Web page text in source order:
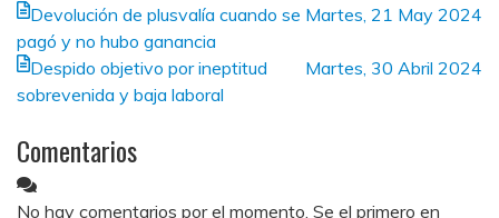
Martes, 21 May 2024
Devolución de plusvalía cuando se
pagó y no hubo ganancia
Martes, 30 Abril 2024
Despido objetivo por ineptitud
sobrevenida y baja laboral
Comentarios
No hay comentarios por el momento. Se el primero en